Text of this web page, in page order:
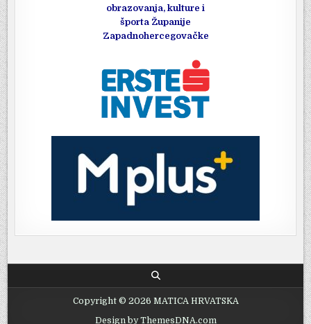
obrazovanja, kulture i
športa Županije
Zapadnohercegovačke
Copyright © 2026 MATICA HRVATSKA
Design by ThemesDNA.com